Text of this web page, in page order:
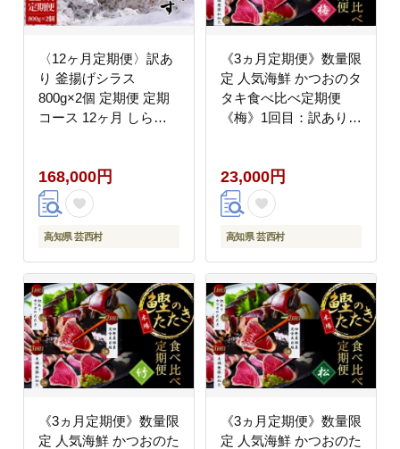
〈12ヶ月定期便〉訳あ
り 釜揚げシラス
800g×2個 定期便 定期
コース 12ヶ月 しらす
り ワケあり 不揃い し
らす丼 海鮮丼 お茶漬け
168,000円
高知県 芸西村
《3ヵ月定期便》数量限
定 人気海鮮 かつおのタ
タキ食べ比べ定期便
《梅》1回目：訳ありカ
日塩1節、3回目：極鰹
土佐無添加ぬた1節 高
知県共通返礼品 規格外
不揃い 傷 訳アリ 藁焼
23,000円
高知県 芸西村
《3ヵ月定期便》数量限
定 人気海鮮 かつおのた
《3ヵ月定期便》数量限
定 人気海鮮 かつおのた